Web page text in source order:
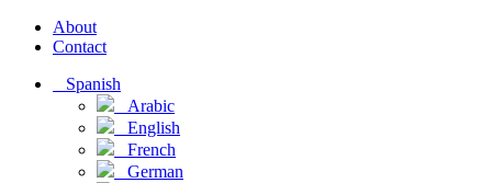
About
Contact
Spanish
Arabic
English
French
German